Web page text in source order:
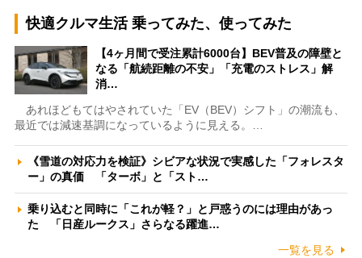
快適クルマ生活 乗ってみた、使ってみた
【4ヶ月間で受注累計6000台】BEV普及の障壁と
なる「航続距離の不安」「充電のストレス」解
消…
あれほどもてはやされていた「EV（BEV）シフト」の潮流も、
最近では減速基調になっているように見える。…
《雪道の対応力を検証》シビアな状況で実感した「フォレスタ
ー」の真価 「ターボ」と「スト…
乗り込むと同時に「これが軽？」と戸惑うのには理由があっ
た 「日産ルークス」さらなる躍進…
一覧を見る